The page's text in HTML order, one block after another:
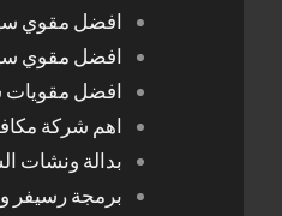
افضل مقوي
افضل مقوي
افضل
اهم شركة
بدالة ونشات
برمجة رسيفر و توصيل